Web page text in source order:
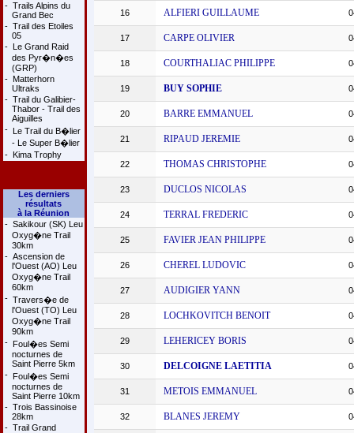
- Trails Alpins du
Grand Bec
- Trail des Etoiles
05
- Le Grand Raid
des Pyr�n�es
(GRP)
- Matterhorn
Ultraks
- Trail du Galibier-
Thabor - Trail des
Aiguilles
- Le Trail du B�lier
- Le Super B�lier
- Kima Trophy
Les derniers
résultats
à la Réunion
- Sakikour (SK) Leu
Oxyg�ne Trail
30km
- Ascension de
l'Ouest (AO) Leu
Oxyg�ne Trail
60km
- Travers�e de
l'Ouest (TO) Leu
Oxyg�ne Trail
90km
- Foul�es Semi
nocturnes de
Saint Pierre 5km
- Foul�es Semi
nocturnes de
Saint Pierre 10km
- Trois Bassinoise
28km
- Trail Grand
16 ALFIERI GUILLAUME
17 CARPE OLIVIER
18 COURTHALIAC PHILIPPE
19 BUY SOPHIE
20 BARRE EMMANUEL
21 RIPAUD JEREMIE
22 THOMAS CHRISTOPHE
23 DUCLOS NICOLAS
24 TERRAL FREDERIC
25 FAVIER JEAN PHILIPPE
26 CHEREL LUDOVIC
27 AUDIGIER YANN
28 LOCHKOVITCH BENOIT
29 LEHERICEY BORIS
30 DELCOIGNE LAETITIA
31 METOIS EMMANUEL
32 BLANES JEREMY